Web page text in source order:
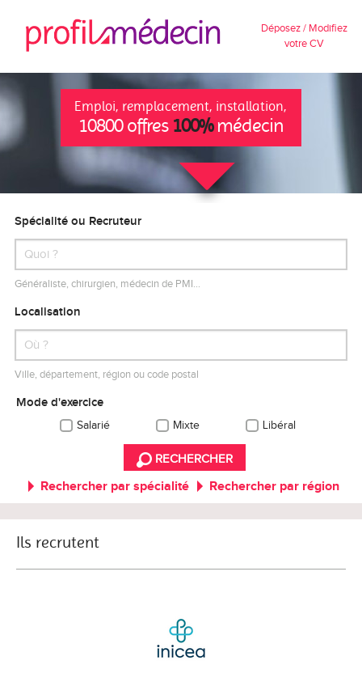
Déposez / Modifiez
votre CV
Emploi, remplacement, installation,
10800 offres 100%médecin
Spécialité ou Recruteur
Généraliste, chirurgien, médecin de PMI…
Localisation
Ville, département, région ou code postal
Mode d'exercice
Salarié Mixte Libéral
RECHERCHER
Rechercher par spécialité Rechercher par région
Ils recrutent